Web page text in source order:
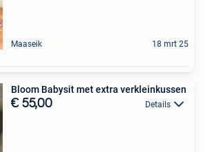
Maaseik 18 mrt 25
Bloom Babysit met extra verkleinkussen
€ 55,00 Details